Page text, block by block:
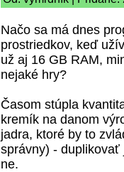
Načo sa má dnes
prostriedkov, keď
už aj 16 GB RAM,
nejaké hry?
Časom stúpla
kremík na danom
jadra, ktoré by to
správny) -
ne.